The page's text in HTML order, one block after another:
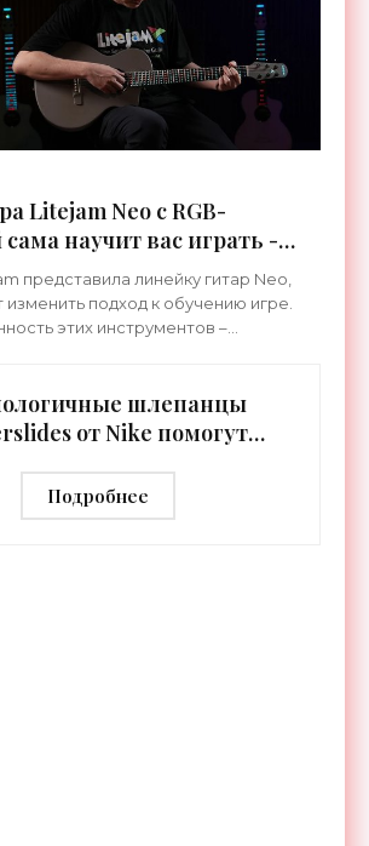
Litejam Neo с RGB-
научит вас играть -
представила линейку гитар Neo,
подход к обучению игре.
этих инструментов –
шлепанцы
от Nike помогут
- «Гаджеты»
Подробнее